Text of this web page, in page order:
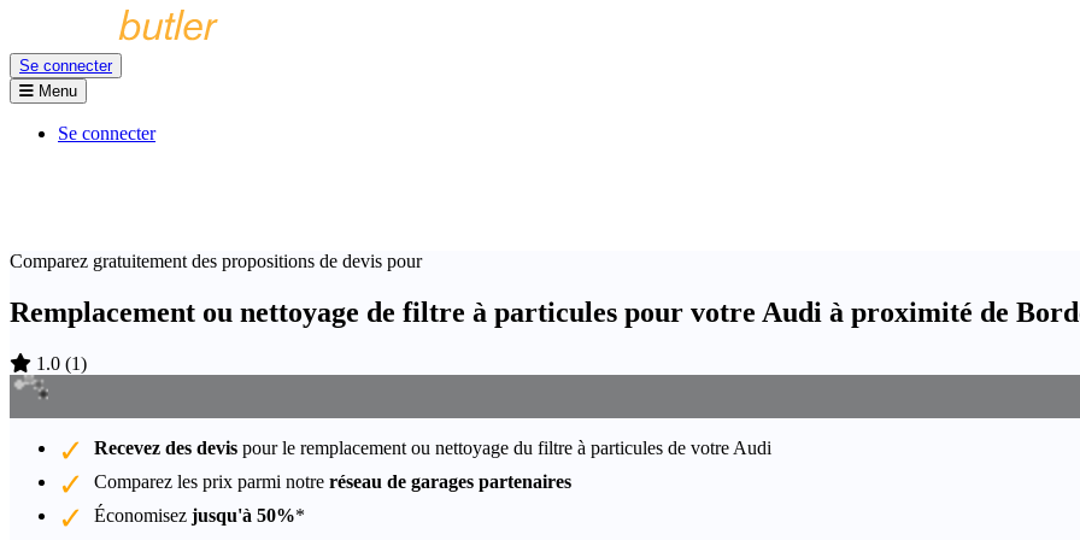
Se connecter
Menu
Se connecter
Comparez gratuitement des propositions de devis pour
Remplacement ou nettoyage de filtre à particules pour votre Audi à proximité de
1.0 (1)
Recevez des devis pour le remplacement ou nettoyage du filtre à particules de votre Audi
Comparez les prix parmi notre réseau de garages partenaires
Économisez jusqu'à 50%*